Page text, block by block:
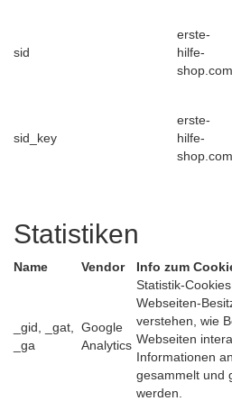
sid
erste-
hilfe-
shop.com
sid_key
erste-
hilfe-
shop.com
Statistiken
Name Vendor Info zum
_gid, _gat,
_ga
Google
Analytics
Statistik-
Webseiten-
verstehen, wie
Webseiten
Informationen
gesammelt und
werden.